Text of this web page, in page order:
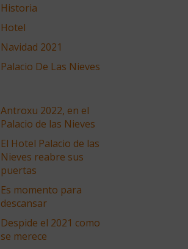
Historia
Hotel
Navidad 2021
Palacio De Las Nieves
Antroxu 2022, en el
Palacio de las Nieves
El Hotel Palacio de las
Nieves reabre sus
puertas
Es momento para
descansar
Despide el 2021 como
se merece